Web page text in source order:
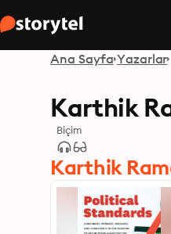
Ana Sayfa Yazarlar
Karthik
Biçim
Karthik